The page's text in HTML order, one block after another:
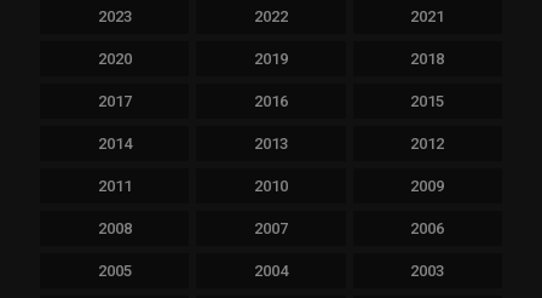
2023 2022 2021
2020 2019 2018
2017 2016 2015
2014 2013 2012
2011 2010 2009
2008 2007 2006
2005 2004 2003